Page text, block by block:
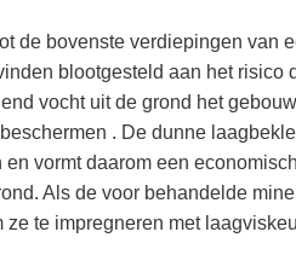
de bovenste verdiepingen van
blootgesteld aan het risico
vocht uit de grond het
. De dunne
en vormt daarom een
Als de voor behandelde
ze te impregneren met